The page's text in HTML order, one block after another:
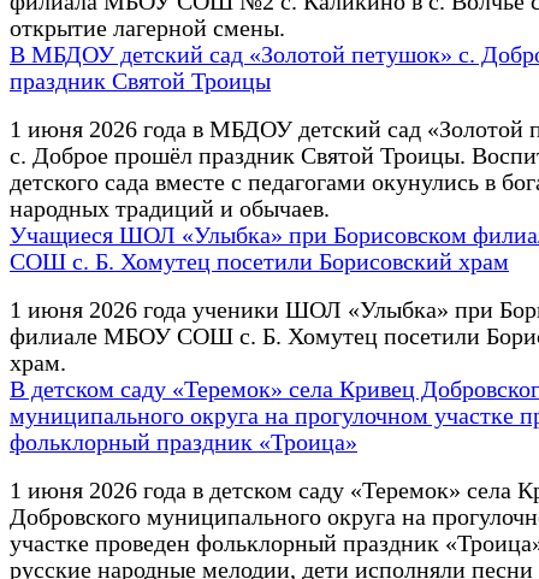
открытие лагерной смены.
В МБДОУ детский сад «Золотой петушок» с.
праздник Святой Троицы
1 июня 2026 года в МБДОУ детский сад «Золотой
с. Доброе прошёл праздник Святой Троицы.
детского сада вместе с педагогами окунулись в
народных традиций и обычаев.
Учащиеся ШОЛ «Улыбка» при Борисовском
СОШ с. Б. Хомутец посетили Борисовский храм
1 июня 2026 года ученики ШОЛ «Улыбка» при
филиале МБОУ СОШ с. Б. Хомутец посетили
храм.
В детском саду «Теремок» села Кривец
муниципального округа на прогулочном участке
фольклорный праздник «Троица»
1 июня 2026 года в детском саду «Теремок» села
Добровского муниципального округа на
участке проведен фольклорный праздник
русские народные мелодии, дети исполняли песни